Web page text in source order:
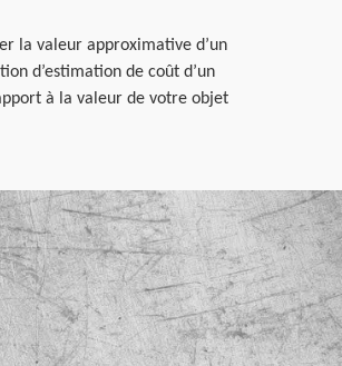
la valeur approximative d’un
d’estimation de coût d’un
à la valeur de votre objet